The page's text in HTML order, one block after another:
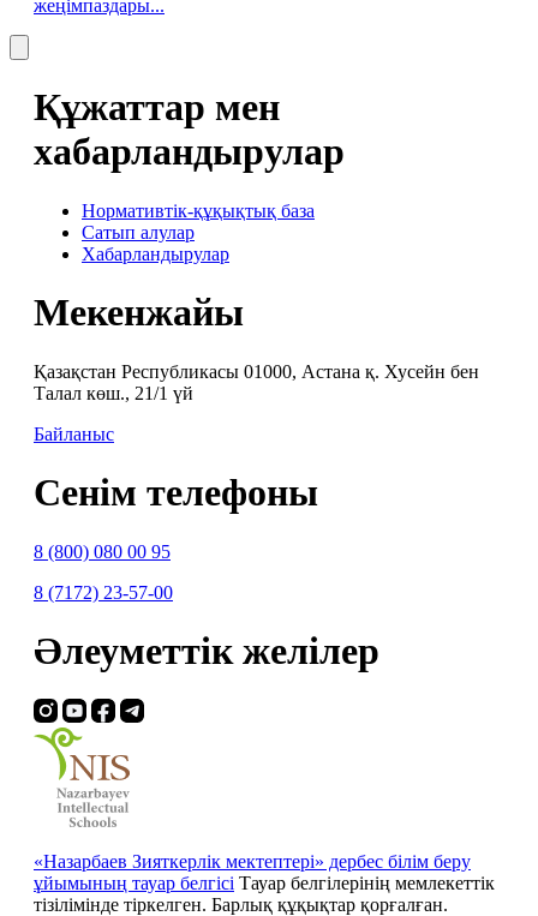
жеңімпаздары...
Құжаттар мен
хабарландырулар
Нормативтік-құқықтық база
Сатып алулар
Хабарландырулар
Мекенжайы
Қазақстан Республикасы 01000, Астана қ. Хусейн бен
Талал көш., 21/1 үй
Байланыс
Сенім телефоны
8 (800) 080 00 95
8 (7172) 23-57-00
Әлеуметтік желілер
«Назарбаев Зияткерлік мектептері» дербес білім беру
ұйымының тауар белгісі Тауар белгілерінің мемлекеттік
тізілімінде тіркелген. Барлық құқықтар қорғалған.